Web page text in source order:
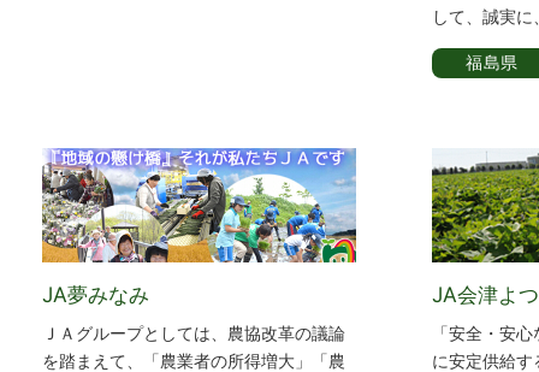
して、誠実
福島県
JA夢みなみ
ＪＡグループとしては、農協改革の議論
を踏まえて、「農業者の所得増大」「農
JA会津よ
「安全・安
に安定供給